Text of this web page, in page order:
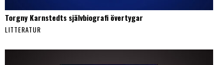
Torgny Karnstedts självbiografi övertygar
LITTERATUR